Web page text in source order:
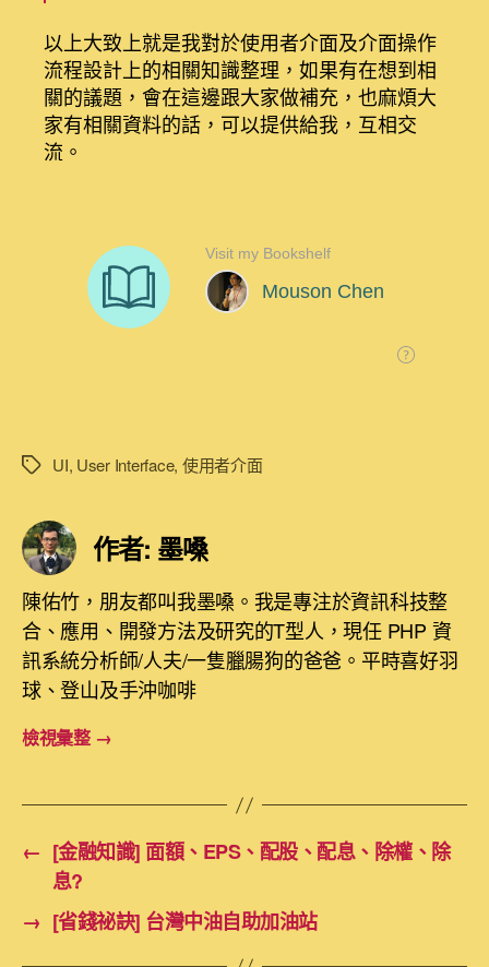
以上大致上就是我對於使用者介面及介面操作
流程設計上的相關知識整理，如果有在想到相
關的議題，會在這邊跟大家做補充，也麻煩大
家有相關資料的話，可以提供給我，互相交
流。
標
UI, User Interface, 使用者介面
作者: 墨嗓
陳佑竹，朋友都叫我墨嗓。我是專注於資訊科技整
合、應用、開發方法及研究的T型人，現任 PHP 資
訊系統分析師/人夫/一隻臘腸狗的爸爸。平時喜好羽
球、登山及手沖咖啡
檢視彙整 →
← [金融知識] 面額、EPS、配股、配息、除權、除
息?
→ [省錢祕訣] 台灣中油自助加油站